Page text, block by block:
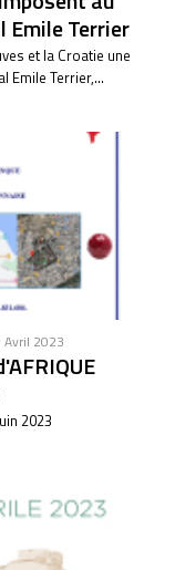
Terrier
et la Croatie une
Emile Terrier,...
2023
2023